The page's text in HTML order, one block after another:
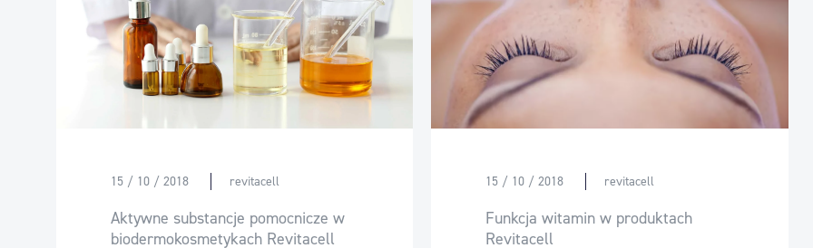
15 / 10 / 2018 revitacell
Aktywne substancje pomocnicze w
biodermokosmetykach Revitacell
15 / 10 / 2018 revitacell
Funkcja witamin w produktach
Revitacell